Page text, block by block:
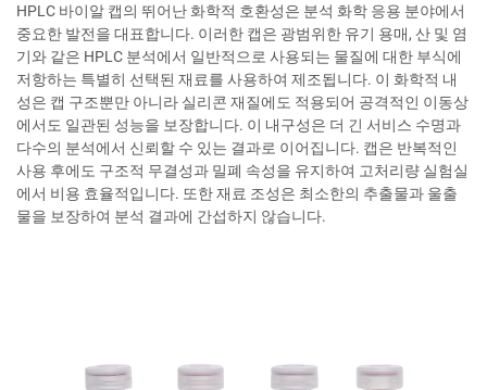
HPLC 바이알 캡의 뛰어난 화학적 호환성은 분석 화학 응용 분야에서
중요한 발전을 대표합니다. 이러한 캡은 광범위한 유기 용매, 산 및 염
기와 같은 HPLC 분석에서 일반적으로 사용되는 물질에 대한 부식에
저항하는 특별히 선택된 재료를 사용하여 제조됩니다. 이 화학적 내
성은 캡 구조뿐만 아니라 실리콘 재질에도 적용되어 공격적인 이동상
에서도 일관된 성능을 보장합니다. 이 내구성은 더 긴 서비스 수명과
다수의 분석에서 신뢰할 수 있는 결과로 이어집니다. 캡은 반복적인
사용 후에도 구조적 무결성과 밀폐 속성을 유지하여 고처리량 실험실
에서 비용 효율적입니다. 또한 재료 조성은 최소한의 추출물과 울출
물을 보장하여 분석 결과에 간섭하지 않습니다.